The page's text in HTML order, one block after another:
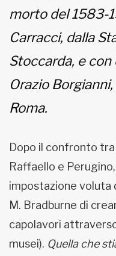
morto del 1583-
Carracci, dalla
Stoccarda, e con
Orazio
Roma.
Dopo il confronto
Raffaello e
impostazione voluta
M. Bradburne di
capolavori
musei). Quella che